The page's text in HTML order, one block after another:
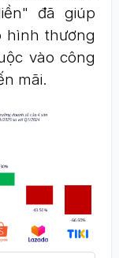
đã giúp
hình thương
vào công
mãi.